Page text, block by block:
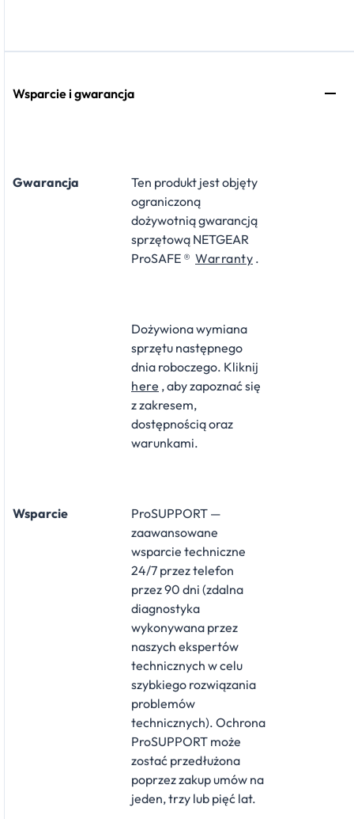
Wsparcie i gwarancja
Gwarancja
Ten produkt jest objęty
ograniczoną
dożywotnią gwarancją
sprzętową NETGEAR
ProSAFE ® Warranty .
Dożywiona wymiana
sprzętu następnego
dnia roboczego. Kliknij
here , aby zapoznać się
z zakresem,
dostępnością oraz
warunkami.
Wsparcie
ProSUPPORT —
zaawansowane
wsparcie techniczne
24/7 przez telefon
przez 90 dni (zdalna
diagnostyka
wykonywana przez
naszych ekspertów
technicznych w celu
szybkiego rozwiązania
problemów
technicznych). Ochrona
ProSUPPORT może
zostać przedłużona
poprzez zakup umów na
jeden, trzy lub pięć lat.